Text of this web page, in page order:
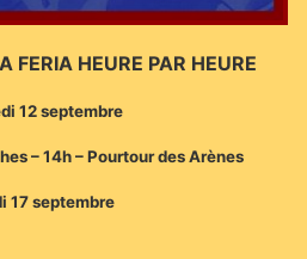
FERIA HEURE PAR HEURE
12 septembre
– 14h – Pourtour des Arènes
17 septembre